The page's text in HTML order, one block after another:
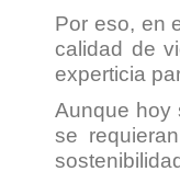
Por eso, en
calidad de
experticia
Aunque hoy
se